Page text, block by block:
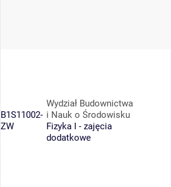
B1S11002-
ZW
Wydział Budownictwa
i Nauk o Środowisku
Fizyka I - zajęcia
dodatkowe